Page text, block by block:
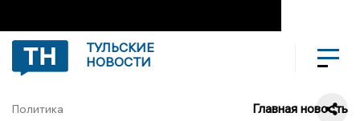
ТУЛЬСКИЕ
НОВОСТИ
Политика Главная новость